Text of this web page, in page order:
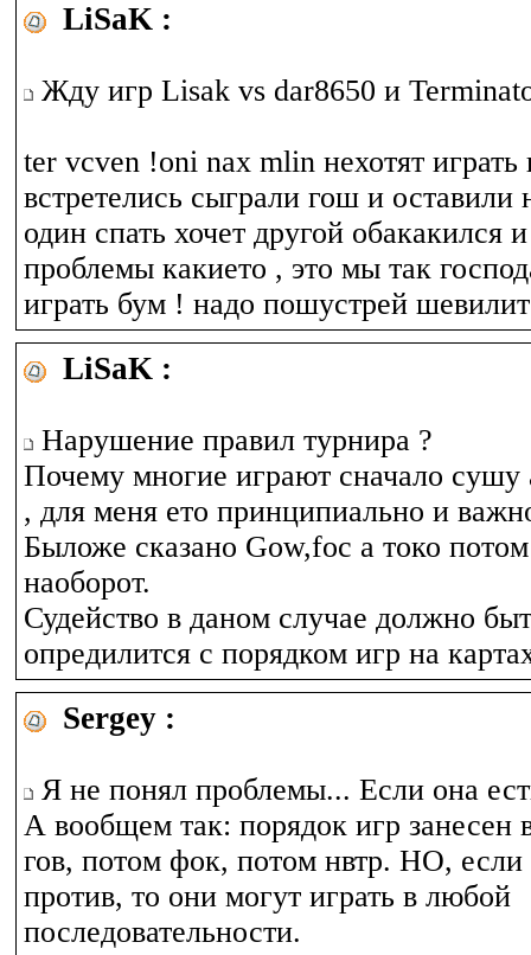
LiSaK :
Жду игр Lisak vs dar8650 и
ter vcven !oni nax mlin нехотят играть
встретелись сыграли гош и оставили
один спать хочет другой обакакился
проблемы какието , это мы так
играть бум ! надо пошустрей
LiSaK :
Нарушение правил турнира ?
Почему многие играют сначало
, для меня ето принципиально и
Быложе сказано Gow,foc а токо
наоборот.
Судейство в даном случае должно
опредилится с порядком игр на
Sergey :
Я не понял проблемы... Если она
А вообщем так: порядок игр занесен
гов, потом фок, потом нвтр. НО, если
против, то они могут играть в любой
последовательности.